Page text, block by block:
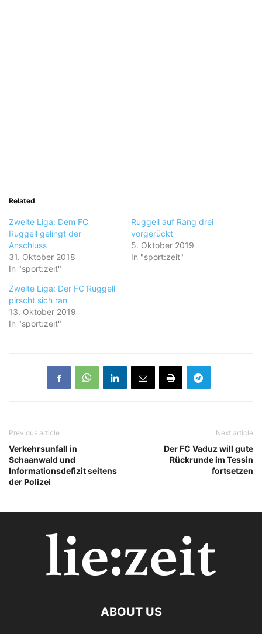
Related
Zweite Liga: Dem FC
Ruggell gelingt der
Anschluss
31. Oktober 2018
In "sport:zeit"
Ruggell auf Rang drei
vorgerückt
5. Oktober 2019
In "sport:zeit"
Zweite Liga: Der FC Ruggell
pirscht sich ran
13. Oktober 2019
In "sport:zeit"
Previous article
Verkehrsunfall in
Schaanwald und
Informationsdefizit seitens
der Polizei
Next article
Der FC Vaduz will gute
Rückrunde im Tessin
fortsetzen
ABOUT US